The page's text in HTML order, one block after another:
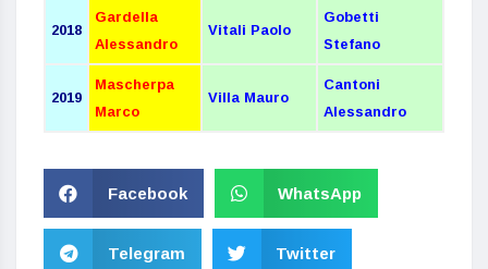
2018
Gardella
Alessandro
Vitali Paolo
Gobetti
Stefano
2019
Mascherpa
Marco
Villa Mauro
Cantoni
Alessandro
Facebook WhatsApp
Telegram Twitter